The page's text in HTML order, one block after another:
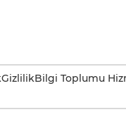
GizlilikBilgi Toplumu